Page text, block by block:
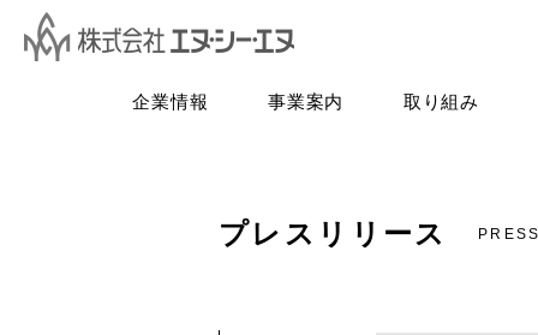
企業情報 事業案内 取り組み
プレスリリース